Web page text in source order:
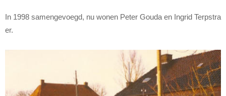
In 1998 samengevoegd, nu wonen Peter Gouda en Ingrid Terpstra
er.